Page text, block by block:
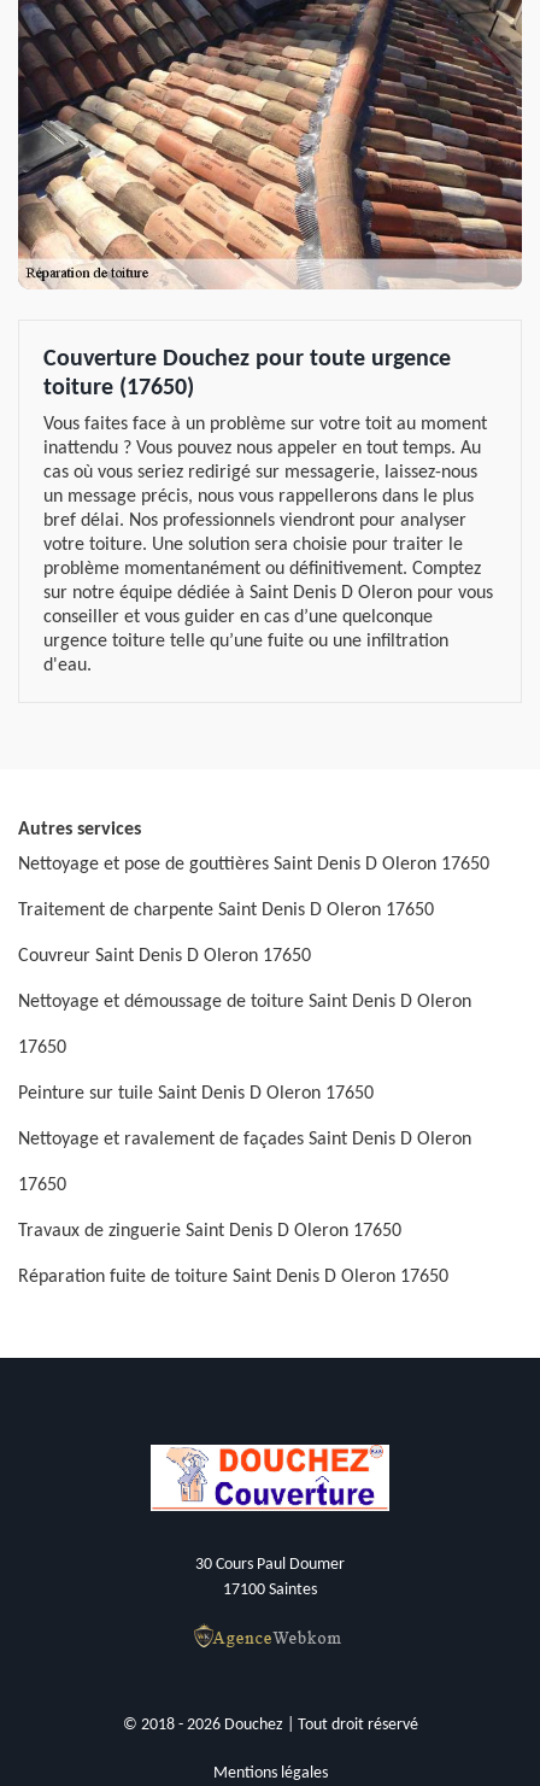
Couverture Douchez pour toute urgence
toiture (17650)
Vous faites face à un problème sur votre toit au moment
inattendu ? Vous pouvez nous appeler en tout temps. Au
cas où vous seriez redirigé sur messagerie, laissez-nous
un message précis, nous vous rappellerons dans le plus
bref délai. Nos professionnels viendront pour analyser
votre toiture. Une solution sera choisie pour traiter le
problème momentanément ou définitivement. Comptez
sur notre équipe dédiée à Saint Denis D Oleron pour vous
conseiller et vous guider en cas d’une quelconque
urgence toiture telle qu’une fuite ou une infiltration
d'eau.
Autres services
Nettoyage et pose de gouttières Saint Denis D Oleron 17650
Traitement de charpente Saint Denis D Oleron 17650
Couvreur Saint Denis D Oleron 17650
Nettoyage et démoussage de toiture Saint Denis D Oleron
17650
Peinture sur tuile Saint Denis D Oleron 17650
Nettoyage et ravalement de façades Saint Denis D Oleron
17650
Travaux de zinguerie Saint Denis D Oleron 17650
Réparation fuite de toiture Saint Denis D Oleron 17650
30 Cours Paul Doumer
17100 Saintes
© 2018 - 2026 Douchez | Tout droit réservé
Mentions légales